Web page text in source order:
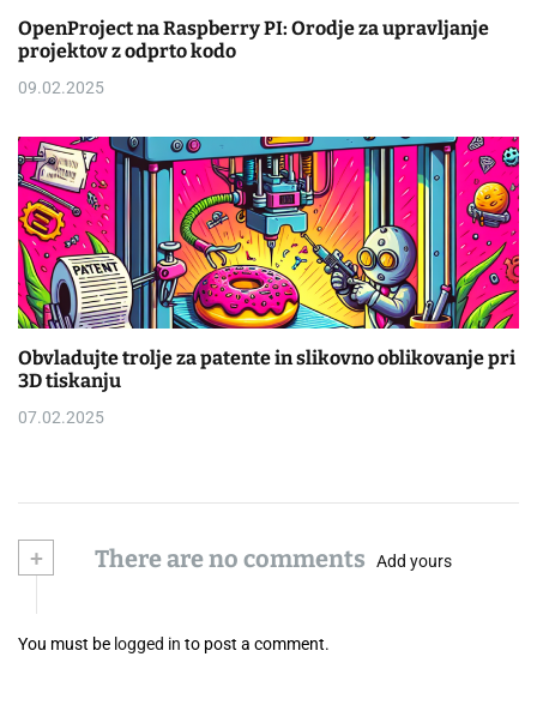
OpenProject na Raspberry PI: Orodje za upravljanje
projektov z odprto kodo
09.02.2025
Obvladujte trolje za patente in slikovno oblikovanje pri
3D tiskanju
07.02.2025
+ There are no comments Add yours
You must be logged in to post a comment.